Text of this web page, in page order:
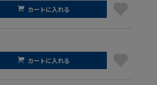
カートに入れる
カートに入れる